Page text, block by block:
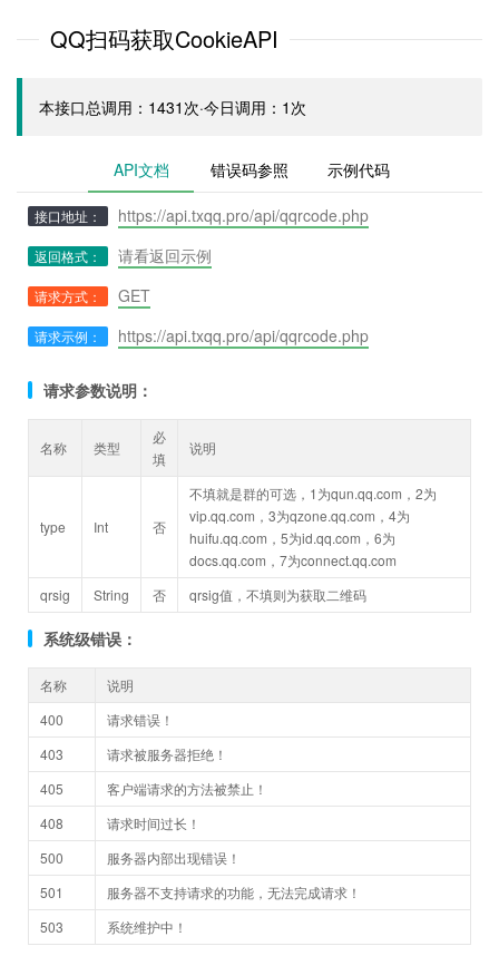
QQ扫码获取CookieAPI
本接口总调用：1431次·今日调用：1次
API文档 错误码参照 示例代码
接口地址： https://api.txqq.pro/api/qqrcode.php
返回格式： 请看返回示例
请求方式： GET
请求示例： https://api.txqq.pro/api/qqrcode.php
请求参数说明：
名称 类型
必
填
说明
type Int 否
不填就是群的可选，1为qun.qq.com，2为
vip.qq.com，3为qzone.qq.com，4为
huifu.qq.com，5为id.qq.com，6为
docs.qq.com，7为connect.qq.com
qrsig
String 否 qrsig值，不填则为获取二维码
系统级错误：
名称
说明
400
请求错误！
403
请求被服务器拒绝！
405
客户端请求的方法被禁止！
408
请求时间过长！
500
服务器内部出现错误！
501
服务器不支持请求的功能，无法完成请求！
503
系统维护中！